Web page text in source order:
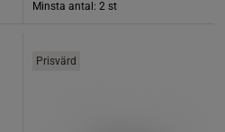
Minsta antal: 2 st
Prisvärd